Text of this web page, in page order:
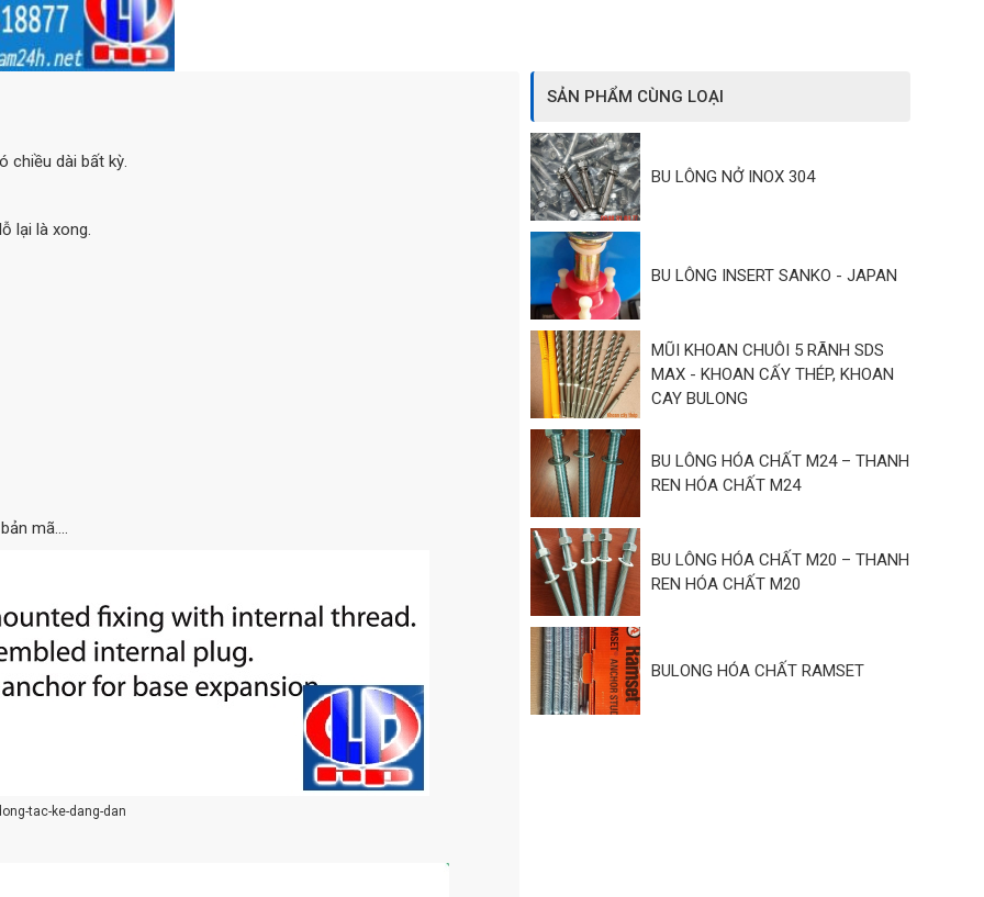
chiều dài bất kỳ.
lại là xong.
mã....
tac-ke-dang-dan
SẢN PHẨM CÙNG LOẠI
BU LÔNG NỞ INOX 304
BU LÔNG INSERT SANKO - JAPAN
MŨI KHOAN CHUÔI 5 RÃNH SDS
MAX - KHOAN CẤY THÉP, KHOAN
CAY BULONG
BU LÔNG HÓA CHẤT M24 – THANH
REN HÓA CHẤT M24
BU LÔNG HÓA CHẤT M20 – THANH
REN HÓA CHẤT M20
BULONG HÓA CHẤT RAMSET